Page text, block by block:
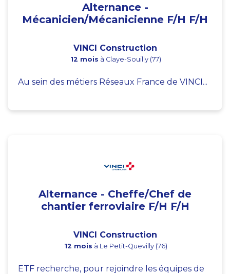
Alternance -
Mécanicien/Mécanicienne F/H F/H
VINCI Construction
12 mois à Claye-Souilly (77)
Au sein des métiers Réseaux France de VINCI...
Alternance - Cheffe/Chef de
chantier ferroviaire F/H F/H
VINCI Construction
12 mois à Le Petit-Quevilly (76)
ETF recherche, pour rejoindre les équipes de